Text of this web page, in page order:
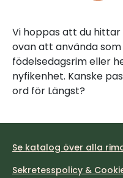
Vi hoppas att du
ovan att använda
födelsedagsrim eller
nyfikenhet. Kanske
ord för Längst?
Se katalog över alla
Sekretesspolicy &